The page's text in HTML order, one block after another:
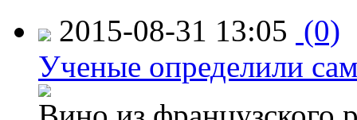
2015-08-31 13:05 (0)
Ученые определили